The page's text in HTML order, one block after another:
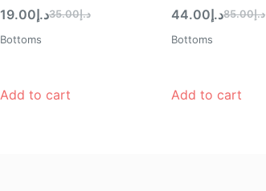
د.إ35.00د.إ19.00
Bottoms
Add to cart
د.إ85.00د.إ44.00
Bottoms
Add to cart